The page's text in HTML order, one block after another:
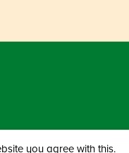
you agree with this.